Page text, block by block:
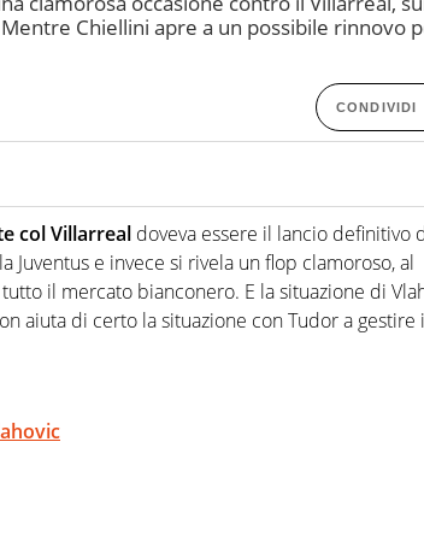
Chiellini apre a un possibile rinnovo
CONDIVIDI
hanno segreti: basket, football, baseball e la
altri non vedono granché
col Villarreal doveva essere il lancio definitivo
Juventus e invece si rivela un flop clamoroso, al
il mercato bianconero. E la situazione di
aiuta di certo la situazione con Tudor a gestire